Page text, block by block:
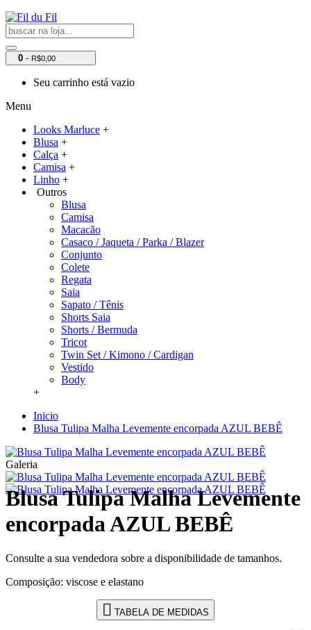
0 - R$0,00
Seu carrinho está vazio
Menu
Looks Marluce +
Blusa +
Calça +
Camisa +
Linho +
Outros
Blusa
Camisa
Macacão
Casaco / Jaqueta / Parka / Blazer
Conjunto
Colete
Regata
Saia
Sapato / Tênis
Shorts Saia
Shorts / Bermuda
Tricot
Twin Set / Kimono / Cardigan
Vestido
Body
+
Inicio
Blusa Tulipa Malha Levemente encorpada AZUL BEBÊ
Galeria
Blusa Tulipa Malha Levemente
encorpada AZUL BEBÊ
Consulte a sua vendedora sobre a disponibilidade de tamanhos.
Composição: viscose e elastano
TABELA DE MEDIDAS